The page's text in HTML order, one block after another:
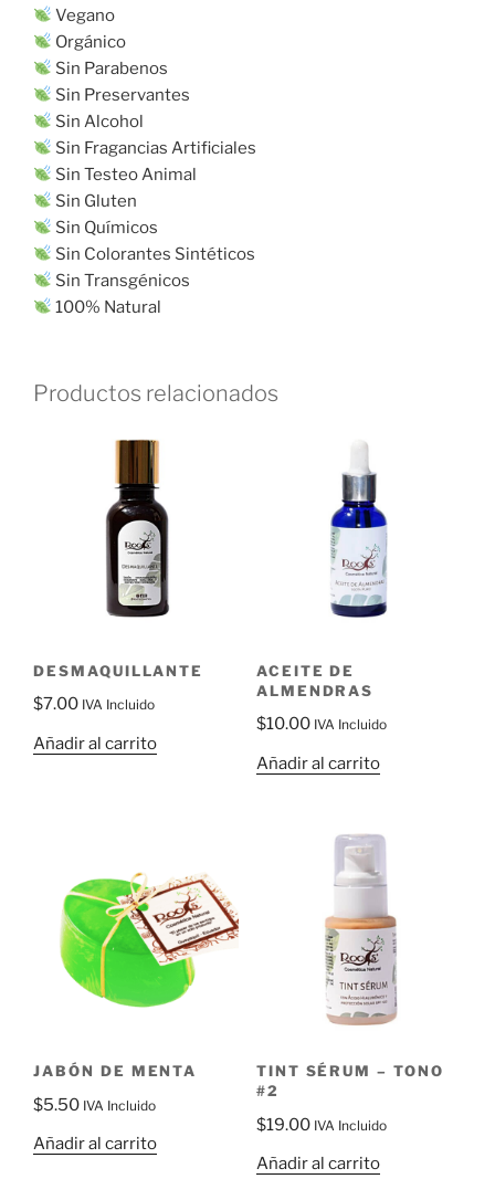
Vegano
Orgánico
Sin Parabenos
Sin Preservantes
Sin Alcohol
Sin Fragancias Artificiales
Sin Testeo Animal
Sin Gluten
Sin Químicos
Sin Colorantes Sintéticos
Sin Transgénicos
100% Natural
Productos relacionados
DESMAQUILLANTE
$7.00 IVA Incluido
Añadir al carrito
ACEITE DE
ALMENDRAS
$10.00 IVA Incluido
Añadir al carrito
JABÓN DE MENTA
$5.50 IVA Incluido
Añadir al carrito
TINT SÉRUM – TONO
#2
$19.00 IVA Incluido
Añadir al carrito